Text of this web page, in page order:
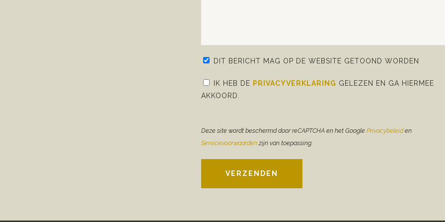
DIT BERICHT MAG OP DE WEBSITE GETOOND WORDEN
IK HEB DE PRIVACYVERKLARING GELEZEN EN GA HIERMEE
AKKOORD.
Deze site wordt beschermd door reCAPTCHA en het Google Privacybeleiden
Servicevoorwaardenzijn van toepassing.
VERZENDEN